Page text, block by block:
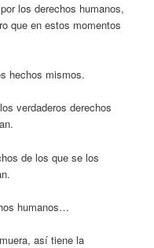
los derechos humanos,
que en estos momentos
hechos mismos.
verdaderos derechos
de los que se los
humanos…
así tiene la